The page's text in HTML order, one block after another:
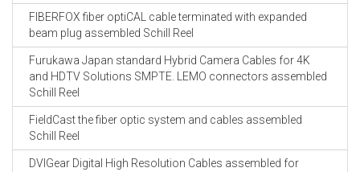
FIBERFOX fiber optiCAL cable terminated with expanded
beam plug assembled Schill Reel
Furukawa Japan standard Hybrid Camera Cables for 4K
and HDTV Solutions SMPTE. LEMO connectors assembled
Schill Reel
FieldCast the fiber optic system and cables assembled
Schill Reel
DVIGear Digital High Resolution Cables assembled for